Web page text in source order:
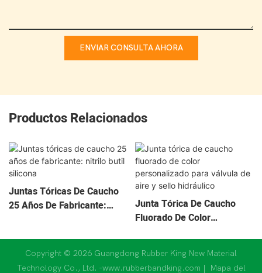
ENVIAR CONSULTA AHORA
Productos Relacionados
Juntas Tóricas De Caucho
25 Años De Fabricante:
Junta Tórica De Caucho
Fluorado De Color
Copyright © 2026 Guangdong Rubber King New Material
Technology Co., Ltd. -www.rubberbandking.com |
Mapa del